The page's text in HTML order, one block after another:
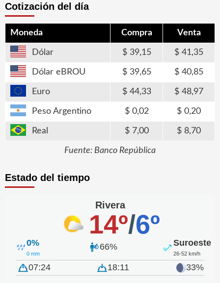
Cotización del día
Moneda Compra Venta
Dólar 39,15 41,35
Dólar eBROU 39,65 40,85
Euro 44,33 48,97
Peso Argentino 0,02 0,20
Real 7,00 8,70
Fuente: Banco República
Estado del tiempo
Rivera
14º/6º
0%
0 mm
66% Suroeste
26-52 km/h
07:24 18:11 33%